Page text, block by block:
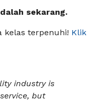
sekarang.
kelas terpenuhi! Klik
industry is
but